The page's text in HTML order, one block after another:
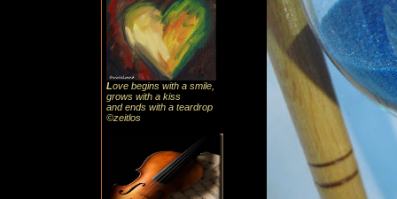
Love begins with a smile,
grows with a kiss
and ends with a teardrop
©zeitlos